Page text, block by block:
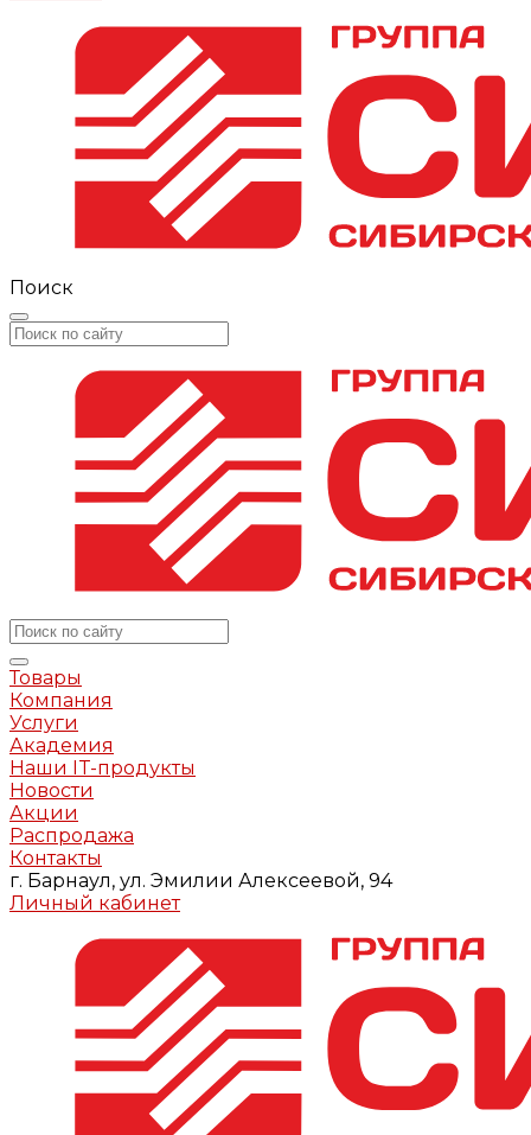
Поиск
Товары
Компания
Услуги
Академия
Наши IT-продукты
Новости
Акции
Распродажа
Контакты
г. Барнаул, ул. Эмилии Алексеевой, 94
Личный кабинет